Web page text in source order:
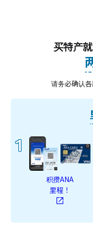
买特产
请务必确认各
1
积攒ANA
里程！